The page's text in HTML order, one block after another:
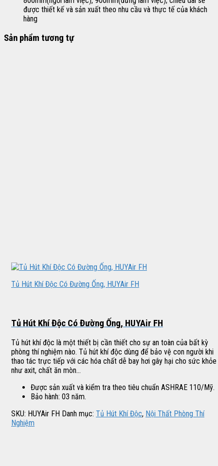
được thiết kế và sản xuất theo nhu cầu và thực tế của khách
hàng
Sản phẩm tương tự
Tủ Hút Khí Độc Có Đường Ống, HUYAir FH
Tủ Hút Khí Độc Có Đường Ống, HUYAir FH
Tủ hút khí độc là một thiết bị cần thiết cho sự an toàn của bất kỳ
phòng thí nghiệm nào. Tủ hút khí độc dùng để bảo vệ con người khi
thao tác trực tiếp với các hóa chất dễ bay hơi gây hại cho sức khỏe
như axit, chất ăn mòn…
Được sản xuất và kiểm tra theo tiêu chuẩn ASHRAE 110/Mỹ.
Bảo hành: 03 năm.
SKU: HUYAir FH Danh mục: Tủ Hút Khí Độc, Nội Thất Phòng Thí
Nghiệm